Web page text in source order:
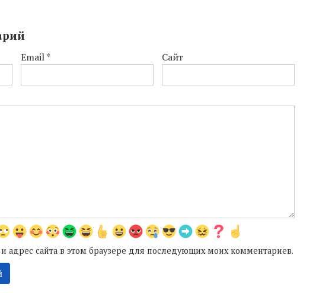
Email* Сайт
адрес сайта в этом браузере для последующих моих комментариев.